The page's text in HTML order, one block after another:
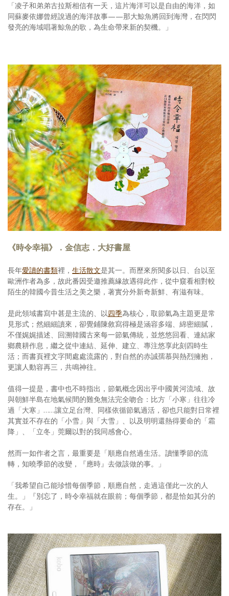
「凌子和弟弟古拉斯相信有一天，這片海洋可以是自由的海洋，如
同蘇麥依娜曾經說過的海洋故事——那大鯨魚將回到海灣，在閃閃
發亮的海域唱著鯨魚的歌，為生命帶來新的契機。」
《時令幸福》．金信志．大好書屋
長年愛讀的書類裡， 生活散文是其一。而歷來所閱多以日、台以至
歐洲作者為多，故此番因受邀推薦緣故遇得此作，從中窺看相對較
陌生的韓國今昔生活之美之樂，著實分外新奇新鮮、有滋有味。
是此領域書寫中甚是主流的、以四季為核心，取節氣為主題更是常
見形式；然細細讀來，卻覺鋪陳敘寫得極是涵容多端、綿密細膩，
不僅娓娓描述、回溯韓國古來每一節氣傳統，並悠悠回看、連結家
鄉農耕作息，繼之從中連結、延伸、建立、專注悠享此刻四時生
活；而書頁裡文字間處處流露的，對自然的赤誠孺慕與熱烈擁抱，
更讓人動容再三，共鳴神往。
值得一提是，書中也不時指出，節氣概念因出乎中國黃河流域、故
與朝鮮半島在地氣候間的難免無法完全吻合：比方「小寒」往往冷
過「大寒」……讓立足台灣、同樣依循節氣過活，卻也只能對日常裡
其實並不存在的「小雪」與「大雪」、以及明明還熱得要命的「霜
降」、「立冬」莞爾以對的我同感會心。
然而一如作者之言，最重要是「順應自然過生活。讀懂季節的流
轉，知曉季節的改變，『應時』去做該做的事。」
「我希望自己能珍惜每個季節，順應自然，走過這僅此一次的人
生。」『別忘了，時令幸福就在眼前；每個季節，都是恰如其分的
存在。」